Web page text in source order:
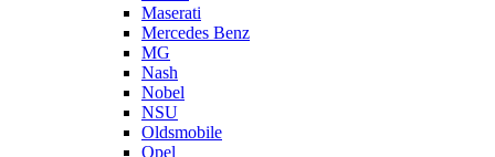
Maserati
Mercedes Benz
MG
Nash
Nobel
NSU
Oldsmobile
Opel